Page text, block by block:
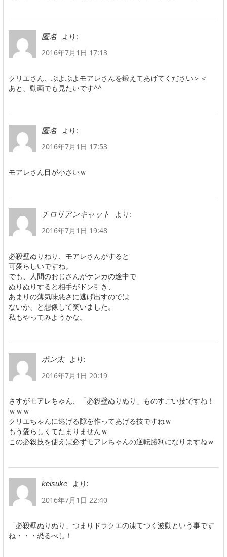
匿名
より:
2016年7月1日 17:13
クリエさん、ぶよぶよモアレさんを鍛えてあげてください＞＜
あと、動画でも見たいです^^
匿名
より:
2016年7月1日 17:53
モアレさん目が小さいｗ
チロリアンキャット
より:
2016年7月1日 19:48
必殺壁ぬりねり、モアレさんがすると
可愛らしいですね。
でも、人間のおじさんがケンカの途中で
ぬりぬりすると相手がドン引き、
あまりの薄気味悪さに逃げ出すのでは
ないか、と想像して笑いました。
私もやってみようかな。
ポン太
より:
2016年7月1日 20:19
さすがモアレちゃん、「必殺壁ぬりぬり」ものすごい技ですね！
ｗｗｗ
クリエちゃんに逃げる隙を作ってあげる技ですねｗ
もう愛らしくてたまりませんｗ
この必殺技を使えば必ずモアレちゃんの逆転勝利になりますねｗ
keisuke
より:
2016年7月1日 22:40
「必殺壁ぬりぬり」つまりドラクエの凍てつく波動という事です
ね・・・恐るべし！